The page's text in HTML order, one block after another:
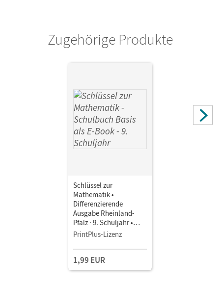
Zugehörige Produkte
Schlüssel zur
Mathematik •
Differenzierende
Ausgabe Rheinland-
Pfalz · 9. Schuljahr •
Schulbuch Basis als E-
PrintPlus-Lizenz
1,99 EUR